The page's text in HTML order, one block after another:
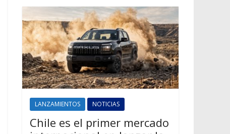
LANZAMIENTOS NOTICIAS
Chile es el primer mercado